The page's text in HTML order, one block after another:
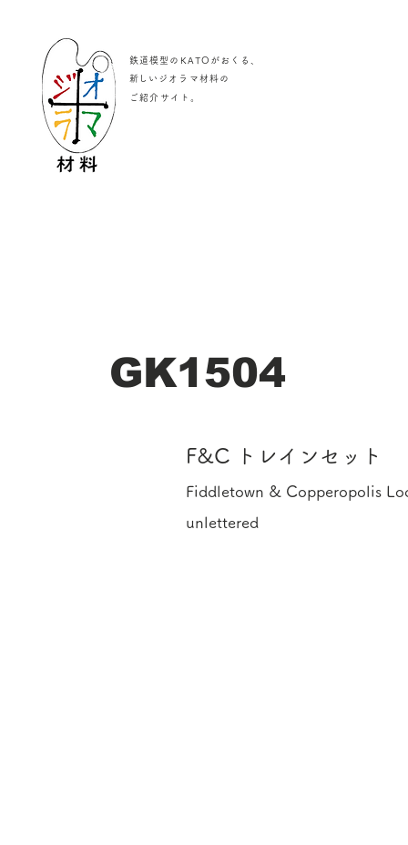
鉄道模型のKATOがおくる、
​新しいジオラマ材料の
ご紹介サイト
GK1504
Fiddletown & Copperopolis
unlettered
F&C トレインセット